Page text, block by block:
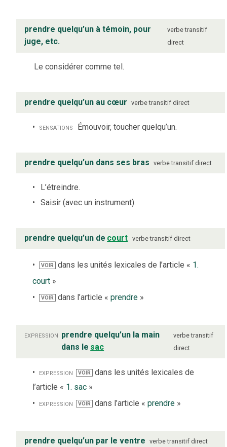
prendre quelqu’un à témoin, pour
juge, etc.
verbe transitif
direct
Le considérer comme tel.
prendre quelqu’un au cœur verbe transitif direct
sensations Émouvoir, toucher quelqu’un.
prendre quelqu’un dans ses bras verbe transitif direct
L’étreindre.
Saisir (avec un instrument).
prendre quelqu’un de court verbe transitif direct
VOIR dans les unités lexicales de l’article « 1.
court »
VOIR dans l’article «prendre »
expression prendre quelqu’un la main
dans le sac
verbe transitif
direct
expression VOIR
dans les unités lexicales de
l’article « 1. sac »
expression
VOIR dans l’article « prendre»
prendre quelqu’un par le ventre verbe transitif direct